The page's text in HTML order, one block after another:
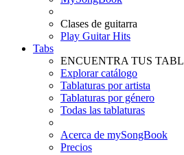
Clases de guitarra
Play Guitar Hits
Tabs
ENCUENTRA TUS
Explorar catálogo
Tablaturas por artista
Tablaturas por género
Todas las tablaturas
Acerca de mySongBook
Precios